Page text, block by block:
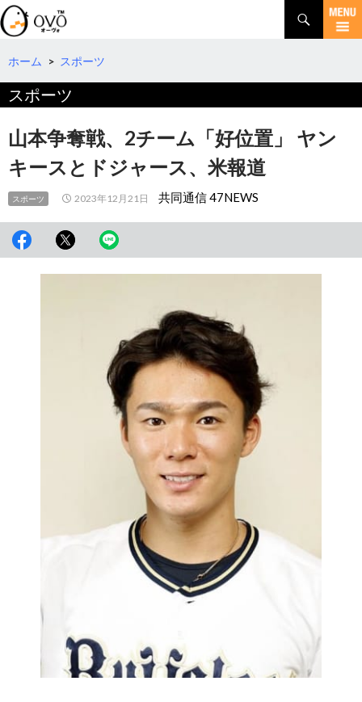
検
索
コ
テ
へ
動
ホーム > スポーツ
スポーツ
山本争奪戦、2チーム「好位置」 ヤン
キースとドジャース、米報道
スポーツ 2023年12月21日 共同通信 47NEWS